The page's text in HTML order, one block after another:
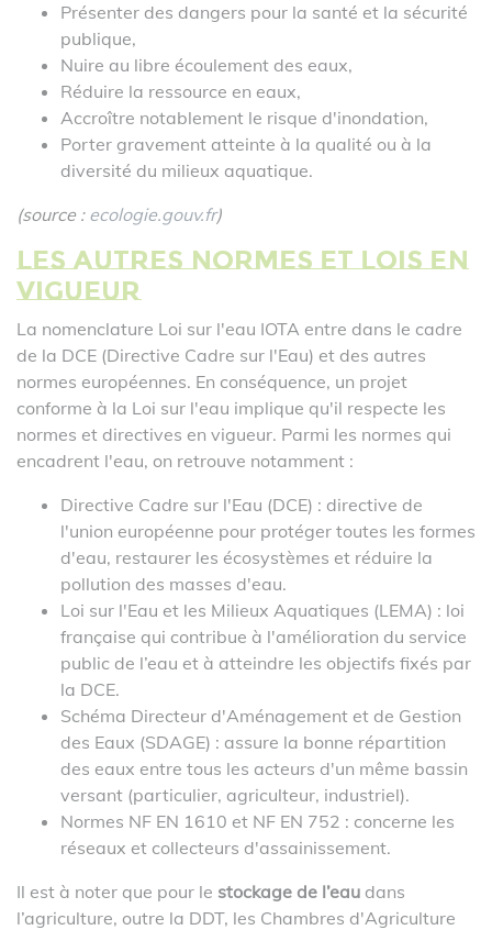
Présenter des dangers pour la santé et la sécurité
publique,
Nuire au libre écoulement des eaux,
Réduire la ressource en eaux,
Accroître notablement le risque d'inondation,
Porter gravement atteinte à la qualité ou à la
diversité du milieux aquatique.
(source : ecologie.gouv.fr)
Les autres normes et lois en
vigueur
La nomenclature Loi sur l'eau IOTA entre dans le cadre
de la DCE (Directive Cadre sur l'Eau) et des autres
normes européennes. En conséquence, un projet
conforme à la Loi sur l'eau implique qu'il respecte les
normes et directives en vigueur. Parmi les normes qui
encadrent l'eau, on retrouve notamment :
Directive Cadre sur l'Eau (DCE) : directive de
l'union européenne pour protéger toutes les formes
d'eau, restaurer les écosystèmes et réduire la
pollution des masses d'eau.
Loi sur l'Eau et les Milieux Aquatiques (LEMA) : loi
française qui contribue à l'amélioration du service
public de l’eau et à atteindre les objectifs fixés par
la DCE.
Schéma Directeur d'Aménagement et de Gestion
des Eaux (SDAGE) : assure la bonne répartition
des eaux entre tous les acteurs d'un même bassin
versant (particulier, agriculteur, industriel).
Normes NF EN 1610 et NF EN 752 : concerne les
réseaux et collecteurs d'assainissement.
Il est à noter que pour le stockage de l’eau dans
l’agriculture, outre la DDT, les Chambres d'Agriculture